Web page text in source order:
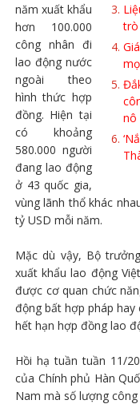
trò
nô
năm xuất khẩu
hơn 100.000
công nhân đi
lao động nước
ngoài theo
hình thức hợp
đồng. Hiện tại
có khoảng
580.000 người
đang lao động
ở 43 quốc gia,
vùng lãnh thổ khác
tỷ USD mỗi năm.
Mặc dù vậy, Bộ
xuất khẩu lao động
được cơ quan chức
động bất hợp pháp
hết hạn hợp đồng lao
Hồi hạ tuần tuần 11/
của Chính phủ Hàn
Nam mà số lượng